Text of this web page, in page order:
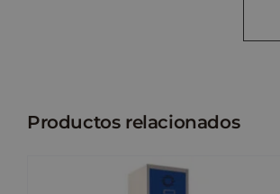
Productos relacionados